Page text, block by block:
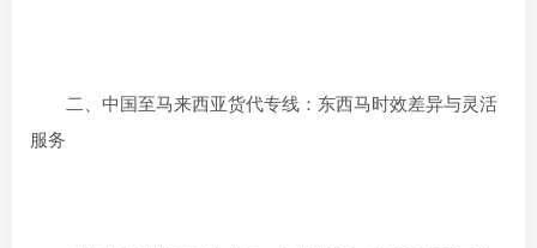
二、中国至马来西亚货代专线：东西马时效差异与灵活
服务